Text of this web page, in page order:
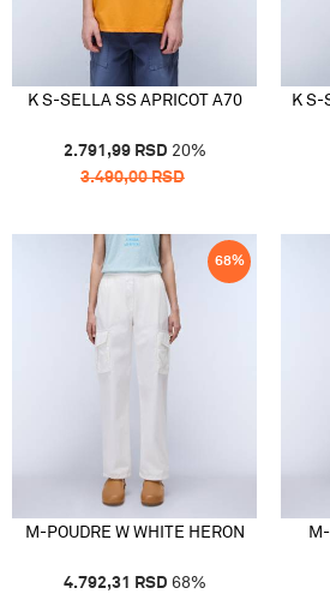
K S-SELLA SS APRICOT A70
2.791,99 RSD 20%
3.490,00RSD
K S-
68%
M-POUDRE W WHITE HERON
4.792,31 RSD 68%